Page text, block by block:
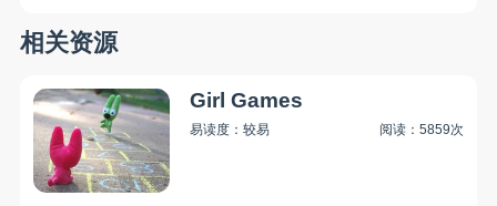
相关资源
Girl Games
易读度：较易 阅读：5859次